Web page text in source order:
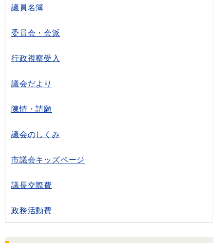
議員名簿
委員会・会派
行政視察受入
議会だより
陳情・請願
議会のしくみ
市議会キッズページ
議長交際費
政務活動費